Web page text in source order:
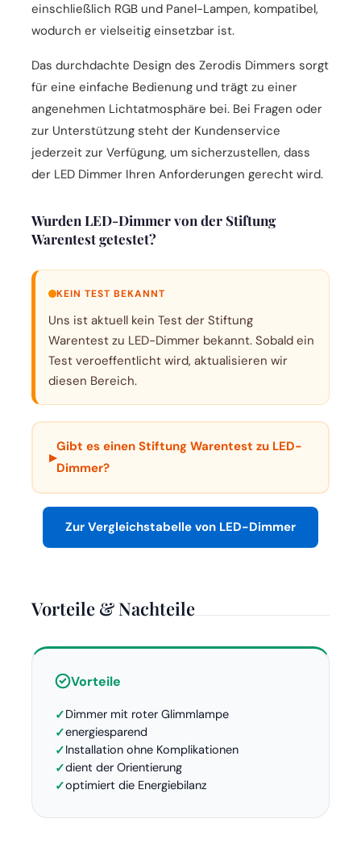
einschließlich RGB und Panel-Lampen, kompatibel,
wodurch er vielseitig einsetzbar ist.
Das durchdachte Design des Zerodis Dimmers sorgt
für eine einfache Bedienung und trägt zu einer
angenehmen Lichtatmosphäre bei. Bei Fragen oder
zur Unterstützung steht der Kundenservice
jederzeit zur Verfügung, um sicherzustellen, dass
der LED Dimmer Ihren Anforderungen gerecht wird.
Wurden LED-Dimmer von der Stiftung
Warentest getestet?
KEIN TEST BEKANNT
Uns ist aktuell kein Test der Stiftung
Warentest zu LED-Dimmer bekannt. Sobald ein
Test veroeffentlicht wird, aktualisieren wir
diesen Bereich.
▸
Gibt es einen Stiftung Warentest zu LED-
Dimmer?
Zur Vergleichstabelle von LED-Dimmer
Vorteile & Nachteile
Vorteile
Dimmer mit roter Glimmlampe
energiesparend
Installation ohne Komplikationen
dient der Orientierung
optimiert die Energiebilanz